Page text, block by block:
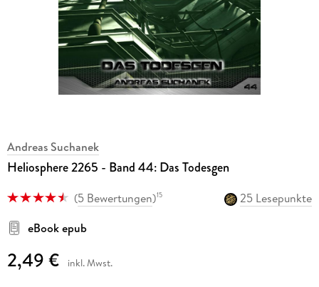
Andreas Suchanek
Heliosphere 2265 - Band 44: Das Todesgen
(5 Bewertungen)15
25 Lesepunkte
eBook epub
2,49 € inkl. Mwst.